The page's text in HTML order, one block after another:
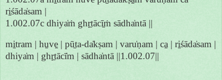
ri̱śāda̍sam |
1.002.07c dhiya̍ṁ ghṛ̱tācī̱ṁ sādha̍ntā ||
mi̱tram | hu̱ve̱ | pū̱ta-da̍kṣam | varu̍ṇam | ca̱ | ri̱śāda̍sam |
dhiya̍m | ghṛ̱tācī̍m | sādha̍ntā ||1.002.07||